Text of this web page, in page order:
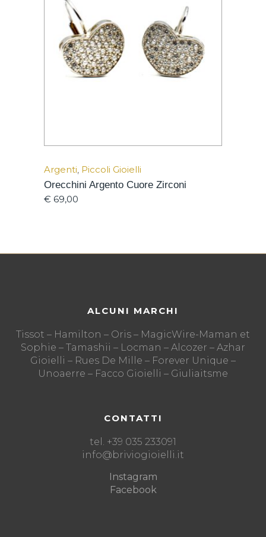
Argenti, Piccoli Gioielli
Orecchini Argento Cuore Zirconi
€ 69,00
ALCUNI MARCHI
Tissot – Hamilton – Oris – MagicWire-Maman et
Sophie – Tamashii – Locman – Alcozer – Azhar
Gioielli – Rues De Mille – Forever Unique –
Unoaerre – Facco Gioielli – Giuliaitsme
CONTATTI
tel. +39 035 233091
info@briviogioielli.it
Instagram
Facebook